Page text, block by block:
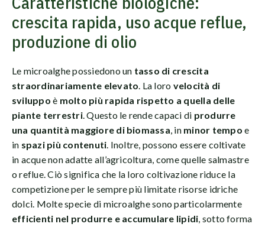
crescita rapida, uso acque reflue,
produzione di olio
Le microalghe possiedono un tasso di crescita
straordinariamente elevato. La loro velocità di
sviluppo è molto più rapida rispetto a quella delle
piante terrestri. Questo le rende capaci di produrre
una quantità maggiore di biomassa, in minor tempo e
in spazi più contenuti. Inoltre, possono essere coltivate
in acque non adatte all’agricoltura, come quelle salmastre
o reflue. Ciò significa che la loro coltivazione riduce la
competizione per le sempre più limitate risorse idriche
dolci. Molte specie di microalghe sono particolarmente
efficienti nel produrre e accumulare lipidi, sotto forma